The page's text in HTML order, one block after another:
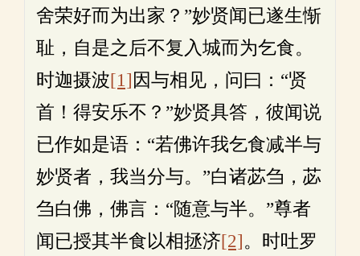
舍荣好而为出家？”妙贤闻已遂生惭
耻，自是之后不复入城而为乞食。
时迦摄波[1]因与相见，问曰：“贤
首！得安乐不？”妙贤具答，彼闻说
已作如是语：“若佛许我乞食减半与
妙贤者，我当分与。”白诸苾刍，苾
刍白佛，佛言：“随意与半。”尊者
闻已授其半食以相拯济[2]。时吐罗